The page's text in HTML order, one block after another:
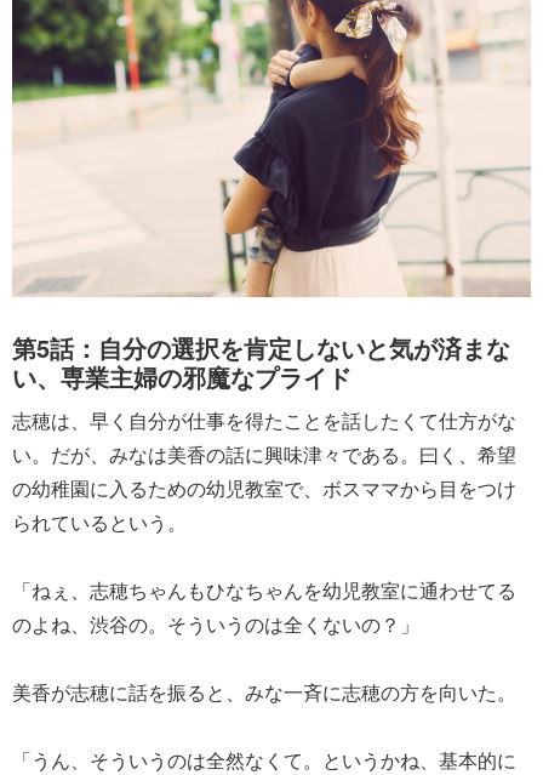
第5話：自分の選択を肯定しないと気が済まな
い、専業主婦の邪魔なプライド
志穂は、早く自分が仕事を得たことを話したくて仕方がな
い。だが、みなは美香の話に興味津々である。曰く、希望
の幼稚園に入るための幼児教室で、ボスママから目をつけ
られているという。
「ねぇ、志穂ちゃんもひなちゃんを幼児教室に通わせてる
のよね、渋谷の。そういうのは全くないの？」
美香が志穂に話を振ると、みな一斉に志穂の方を向いた。
「うん、そういうのは全然なくて。というかね、基本的に